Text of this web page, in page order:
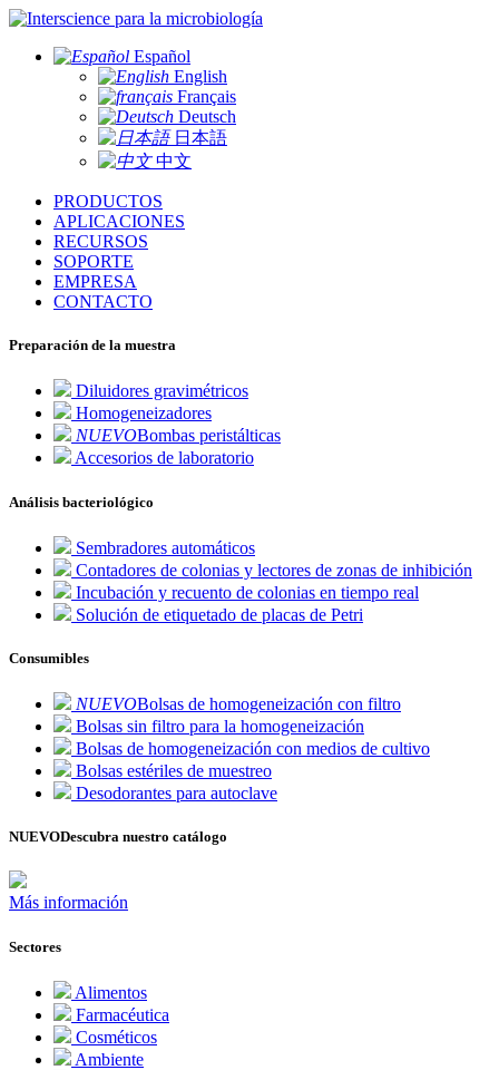
para la microbiología
Español
English
Français
Deutsch
日本語
中文
PRODUCTOS
APLICACIONES
RECURSOS
SOPORTE
EMPRESA
CONTACTO
Preparación de la muestra
Diluidores gravimétricos
Homogeneizadores
NUEVOBombas peristálticas
Accesorios de laboratorio
Análisis bacteriológico
Sembradores automáticos
Contadores de colonias y lectores de zonas de inhibición
Incubación y recuento de colonias en tiempo real
Solución de etiquetado de placas de Petri
Consumibles
NUEVOBolsas de homogeneización con filtro
Bolsas sin filtro para la homogeneización
Bolsas de homogeneización con medios de cultivo
Bolsas estériles de muestreo
Desodorantes para autoclave
NUEVODescubra nuestro catálogo
Más información
Sectores
Alimentos
Farmacéutica
Cosméticos
Ambiente